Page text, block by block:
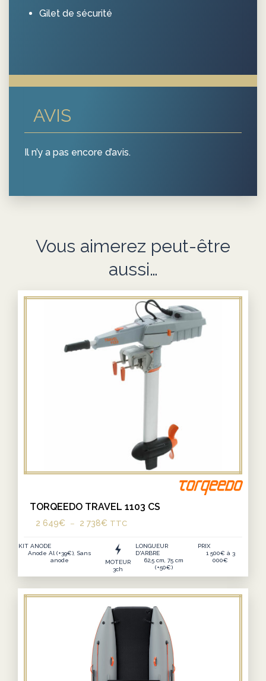
Gilet de sécurité
AVIS
Il n’y a pas encore d’avis.
Vous aimerez peut-être
aussi…
TORQEEDO TRAVEL 1103 CS
2 649€ – 2 738€ Plage
prix :
à
738€
TTC
KIT ANODE
Anode Al (+39€), Sans
anode
MOTEUR
3ch
LONGUEUR
D'ARBRE
62,5 cm, 75 cm
(+50€)
PRIX
1 500€ à 3
000€
produit
plusieurs
variations.